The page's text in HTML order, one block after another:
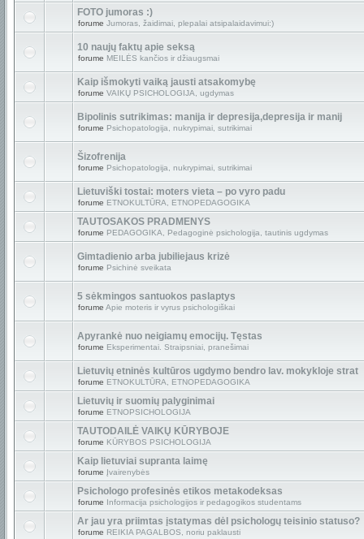
FOTO jumoras :)
forume Jumoras, žaidimai, plepalai atsipalaidavimui:)
10 naujų faktų apie seksą
forume MEILĖS kančios ir džiaugsmai
Kaip išmokyti vaiką jausti atsakomybę
forume VAIKŲ PSICHOLOGIJA, ugdymas
Bipolinis sutrikimas: manija ir depresija,depresija ir manij
forume Psichopatologija, nukrypimai, sutrikimai
Šizofrenija
forume Psichopatologija, nukrypimai, sutrikimai
Lietuviški tostai: moters vieta – po vyro padu
forume ETNOKULTŪRA, ETNOPEDAGOGIKA
TAUTOSAKOS PRADMENYS
forume PEDAGOGIKA, Pedagoginė psichologija, tautinis ugdymas
Gimtadienio arba jubiliejaus krizė
forume Psichinė sveikata
5 sėkmingos santuokos paslaptys
forume Apie moteris ir vyrus psichologiškai
Apyrankė nuo neigiamų emocijų. Tęstas
forume Eksperimentai. Straipsniai, pranešimai
Lietuvių etninės kultūros ugdymo bendro lav. mokykloje strat
forume ETNOKULTŪRA, ETNOPEDAGOGIKA
Lietuvių ir suomių palyginimai
forume ETNOPSICHOLOGIJA
TAUTODAILĖ VAIKŲ KŪRYBOJE
forume KŪRYBOS PSICHOLOGIJA
Kaip lietuviai supranta laimę
forume Įvairenybės
Psichologo profesinės etikos metakodeksas
forume Informacija psichologijos ir pedagogikos studentams
Ar jau yra priimtas įstatymas dėl psichologų teisinio statuso?
forume REIKIA PAGALBOS, noriu paklausti